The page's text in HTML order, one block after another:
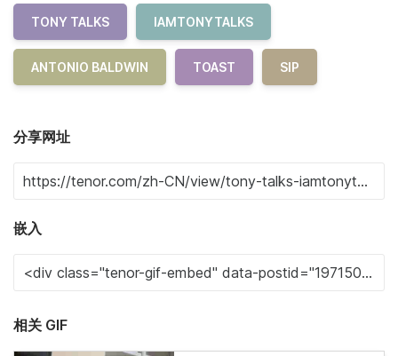
TONY TALKS IAMTONYTALKS
ANTONIO BALDWIN TOAST SIP
分享网址
嵌入
相关 GIF